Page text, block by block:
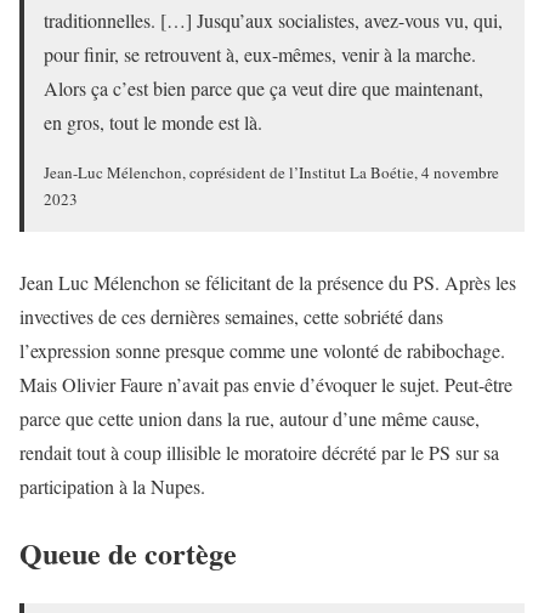
traditionnelles. […] Jusqu’aux socialistes, avez-vous vu, qui,
pour finir, se retrouvent à, eux-mêmes, venir à la marche.
Alors ça c’est bien parce que ça veut dire que maintenant,
en gros, tout le monde est là.
Jean-Luc Mélenchon, coprésident de l’Institut La Boétie, 4 novembre
2023
Jean Luc Mélenchon se félicitant de la présence du PS. Après les
invectives de ces dernières semaines, cette sobriété dans
l’expression sonne presque comme une volonté de rabibochage.
Mais Olivier Faure n’avait pas envie d’évoquer le sujet. Peut-être
parce que cette union dans la rue, autour d’une même cause,
rendait tout à coup illisible le moratoire décrété par le PS sur sa
participation à la Nupes.
Queue de cortège